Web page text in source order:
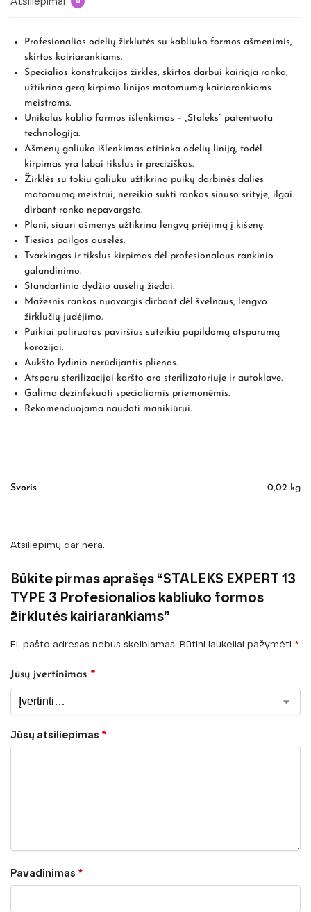
Profesionalios odelių žirklutės su kabliuko formos ašmenimis,
skirtos kairiarankiams.
Specialios konstrukcijos žirklės, skirtos darbui kairiąja ranka,
užtikrina gerą kirpimo linijos matomumą kairiarankiams
meistrams.
Unikalus kablio formos išlenkimas – „Staleks” patentuota
technologija.
Ašmenų galiuko išlenkimas atitinka odelių liniją, todėl
kirpimas yra labai tikslus ir preciziškas.
Žirklės su tokiu galiuku užtikrina puikų darbinės dalies
matomumą meistrui, nereikia sukti rankos sinuso srityje, ilgai
dirbant ranka nepavargsta.
Ploni, siauri ašmenys užtikrina lengvą priėjimą į kišenę.
Tiesios pailgos auselės.
Tvarkingas ir tikslus kirpimas dėl profesionalaus rankinio
galandinimo.
Standartinio dydžio auselių žiedai.
Mažesnis rankos nuovargis dirbant dėl švelnaus, lengvo
žirklučių judėjimo.
Puikiai poliruotas paviršius suteikia papildomą atsparumą
korozijai.
Aukšto lydinio nerūdijantis plienas.
Atsparu sterilizacijai karšto oro sterilizatoriuje ir autoklave.
Galima dezinfekuoti specialiomis priemonėmis.
Rekomenduojama naudoti manikiūrui.
Svoris 0,02 kg
Atsiliepimų dar nėra.
Būkite pirmas aprašęs “STALEKS EXPERT 13
TYPE 3 Profesionalios kabliuko formos
žirklutės kairiarankiams”
El. pašto adresas nebus skelbiamas. Būtini laukeliai pažymėti *
Jūsų įvertinimas *
Jūsų atsiliepimas *
Pavadinimas *